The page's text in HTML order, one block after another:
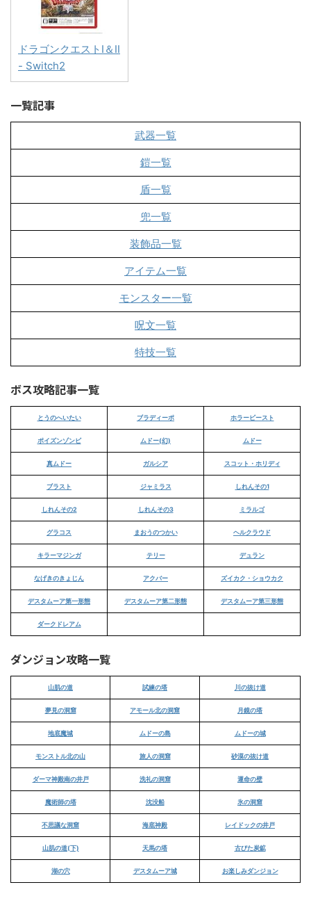
ドラゴンクエストI＆II
- Switch2
一覧記事
武器一覧
鎧一覧
盾一覧
兜一覧
装飾品一覧
アイテム一覧
モンスター一覧
呪文一覧
特技一覧
ボス攻略記事一覧
とうのへいたい ブラディーポ ホラービースト
ポイズンゾンビ ムドー(幻) ムドー
真ムドー ガルシア スコット・ホリディ
ブラスト ジャミラス しれんその1
しれんその2 しれんその3 ミラルゴ
グラコス まおうのつかい ヘルクラウド
キラーマジンガ テリー デュラン
なげきのきょじん アクバー ズイカク・ショウカク
デスタムーア第一形態 デスタムーア第二形態 デスタムーア第三形態
ダークドレアム
ダンジョン攻略一覧
山肌の道 試練の塔 川の抜け道
夢見の洞窟 アモール北の洞窟 月鏡の塔
地底魔城 ムドーの島 ムドーの城
モンストル北の山 旅人の洞窟 砂漠の抜け道
ダーマ神殿南の井戸 洗礼の洞窟 運命の壁
魔術師の塔 沈没船 氷の洞窟
不思議な洞窟 海底神殿 レイドックの井戸
山肌の道(下) 天馬の塔 古びた炭鉱
湖の穴 デスタムーア城 お楽しみダンジョン